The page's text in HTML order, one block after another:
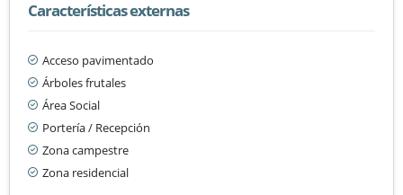
Características externas
Acceso pavimentado
Árboles frutales
Área Social
Portería / Recepción
Zona campestre
Zona residencial